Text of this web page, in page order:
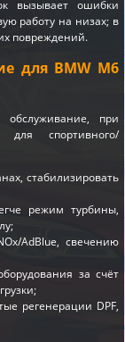
вызывает ошибки
работу на низах; в
повреждений.
для BMW M6
обслуживание, при
спортивного/
стабилизировать
режим турбины,
AdBlue, свечению
за счёт
регенерации DPF,